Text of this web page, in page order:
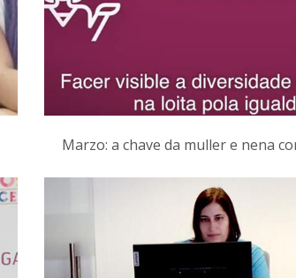
Marzo: a chave da muller e nena